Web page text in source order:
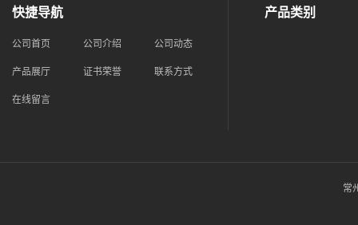
快捷导航
公司首页 公司介绍 公司动态
产品展厅 证书荣誉 联系方式
在线留言
产品类别
常